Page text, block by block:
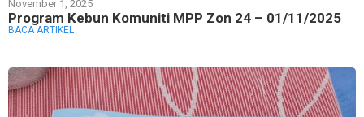
November 1, 2025
Program Kebun Komuniti MPP Zon 24 – 01/11/2025
BACA ARTIKEL